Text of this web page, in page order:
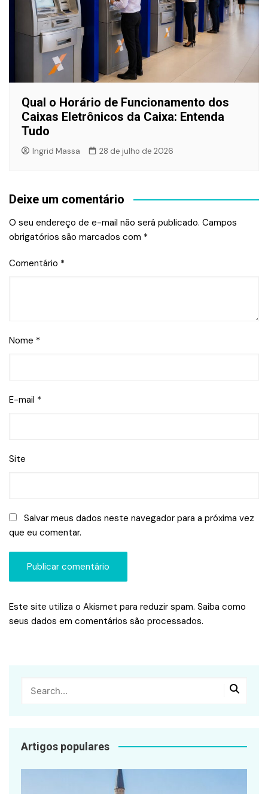
Qual o Horário de Funcionamento dos
Caixas Eletrônicos da Caixa: Entenda
Tudo
Ingrid Massa 28 de julho de 2026
Deixe um comentário
O seu endereço de e-mail não será publicado. Campos
obrigatórios são marcados com *
Comentário *
Nome *
E-mail *
Site
Salvar meus dados neste navegador para a próxima vez
que eu comentar.
Este site utiliza o Akismet para reduzir spam. Saiba como
seus dados em comentários são processados.
Artigos populares